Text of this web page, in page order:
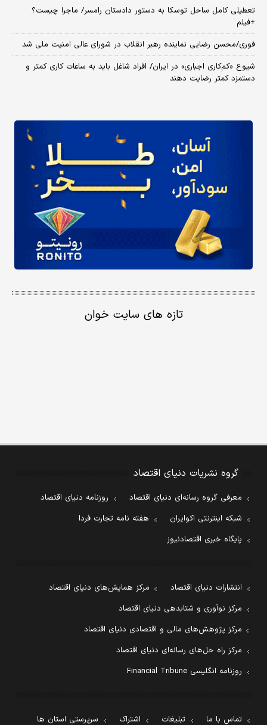
تعطیلی کامل ساحل توسکا به دستور دادستان رامسر/ ماجرا چیست؟
+فیلم
فوری/محسن رضایی نماینده رهبر انقلاب در شورای عالی امنیت ملی شد
شیوع «کم‌کاری اجباری» در ایران/ افراد شاغل باید به ساعات کاری کمتر و
دستمزد کمتر رضایت دهند
تازه های سایت خوان
گروه نشریات دنیای اقتصاد
معرفی گروه رسانه‌ای دنیای اقتصاد
روزنامه دنیای اقتصاد
شبکه اینترنتی اکوایران
هفته نامه تجارت فردا
پایگاه خبری اقتصادنیوز
انتشارات دنیای اقتصاد
مرکز همایش‌های دنیای اقتصاد
مرکز نوآوری و شتابدهی دنیای اقتصاد
مرکز پژوهش‌های مالی و اقتصادی دنیای اقتصاد
مرکز راه حل‌های رسانه‌ای دنیای اقتصاد
روزنامه انگلیسی Financial Tribune
تماس با ما تبلیغات اشتراک سرپرستی استان ها